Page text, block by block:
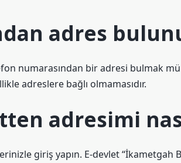
adres
numarasından bir adresi bulmak
adreslere bağlı olmamasıdır.
adresimi
giriş yapın. E-devlet “İkametgah